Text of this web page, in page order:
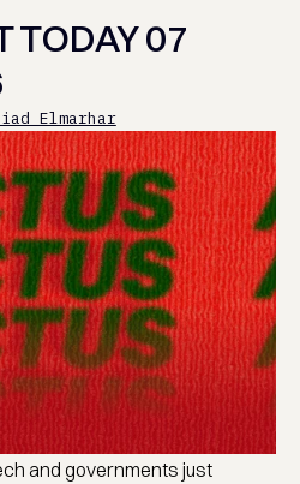
TODAY 07
Elmarhar
and governments just